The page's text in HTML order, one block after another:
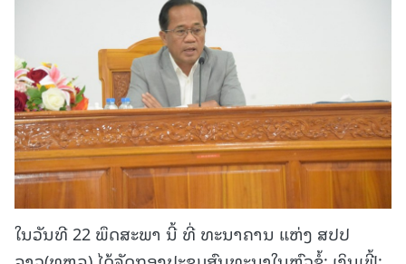
ໃນວັນທີ 22 ພຶດສະພາ ນີ້ ທີ່ ທະນາຄານ ແຫ່ງ ສປປ